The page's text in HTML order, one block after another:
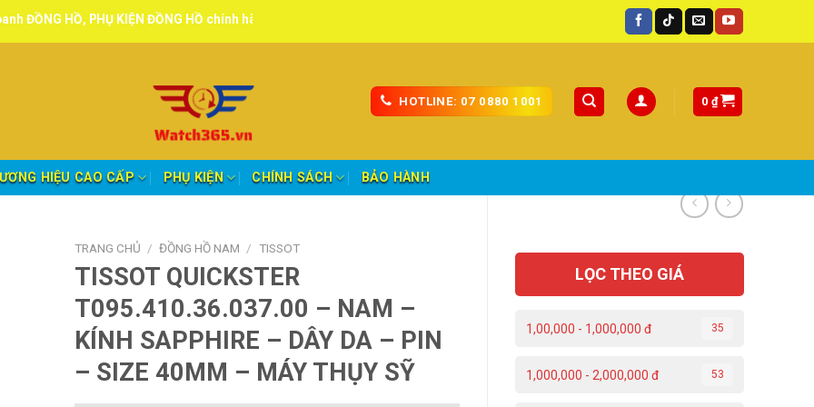
KIỆN ĐỒNG HỒ chính hãng, tuyển đại lý, CTV giao hàng toàn quốc.
HOTLINE: 07 0880 1001 0 ₫
HIỆU CAO CẤP PHỤ KIỆN CHÍNH SÁCH BẢO HÀNH
LỌC THEO GIÁ
1,00,000 - 1,000,000 đ 35
1,000,000 - 2,000,000 đ 53
TRANG CHỦ / ĐỒNG HỒ NAM / TISSOT
TISSOT QUICKSTER
T095.410.36.037.00 – NAM –
KÍNH SAPPHIRE – DÂY DA – PIN
– SIZE 40MM – MÁY THỤY SỸ